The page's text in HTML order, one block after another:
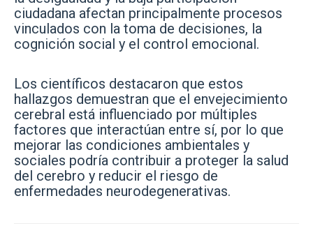
ciudadana afectan principalmente procesos
vinculados con la toma de decisiones, la
cognición social y el control emocional.
Los científicos destacaron que estos
hallazgos demuestran que el envejecimiento
cerebral está influenciado por múltiples
factores que interactúan entre sí, por lo que
mejorar las condiciones ambientales y
sociales podría contribuir a proteger la salud
del cerebro y reducir el riesgo de
enfermedades neurodegenerativas.